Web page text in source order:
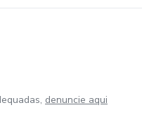
denuncie aqui